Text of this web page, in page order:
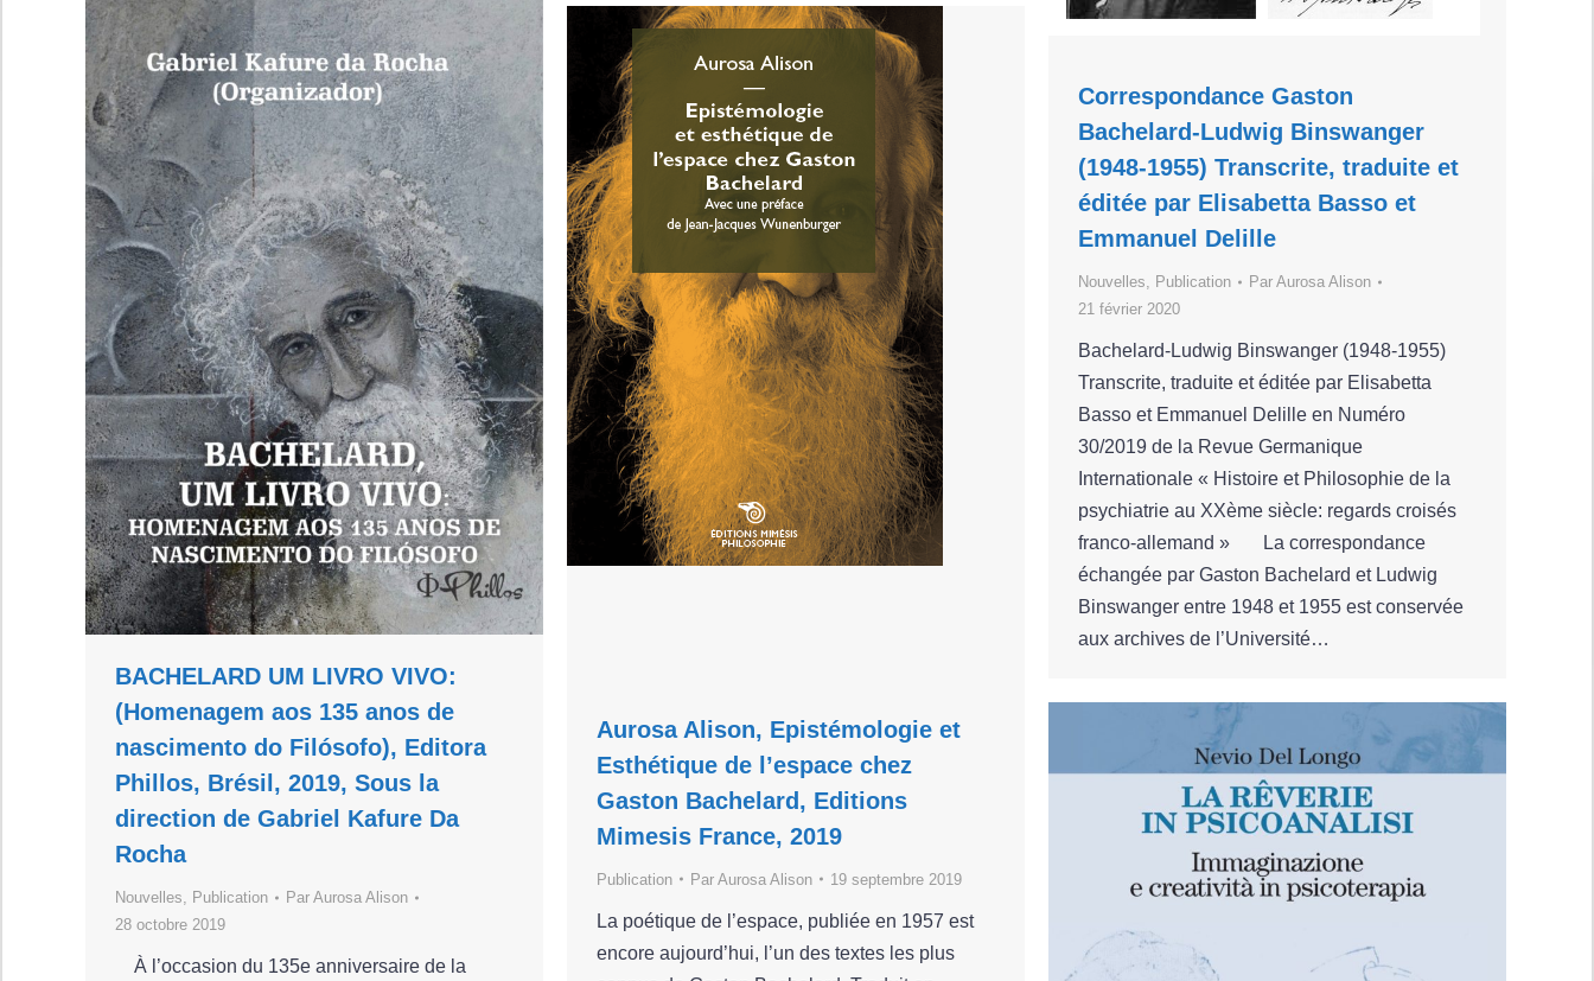
Correspondance Gaston
Bachelard-Ludwig Binswanger
(1948-1955) Transcrite, traduite et
éditée par Elisabetta Basso et
Emmanuel Delille
Nouvelles, Publication Par Aurosa Alison
21 février 2020
Bachelard-Ludwig Binswanger (1948-1955)
Transcrite, traduite et éditée par Elisabetta
Basso et Emmanuel Delille en Numéro
30/2019 de la Revue Germanique
Internationale « Histoire et Philosophie de la
psychiatrie au XXème siècle: regards croisés
franco-allemand » La correspondance
échangée par Gaston Bachelard et Ludwig
Binswanger entre 1948 et 1955 est conservée
aux archives de l’Université…
BACHELARD UM LIVRO VIVO:
(Homenagem aos 135 anos de
nascimento do Filósofo), Editora
Phillos, Brésil, 2019, Sous la
direction de Gabriel Kafure Da
Rocha
Nouvelles, Publication Par Aurosa Alison
28 octobre 2019
À l’occasion du 135e anniversaire de la
Aurosa Alison, Epistémologie et
Esthétique de l’espace chez
Gaston Bachelard, Editions
Mimesis France, 2019
Publication Par Aurosa Alison 19 septembre 2019
La poétique de l’espace, publiée en 1957 est
encore aujourd’hui, l’un des textes les plus